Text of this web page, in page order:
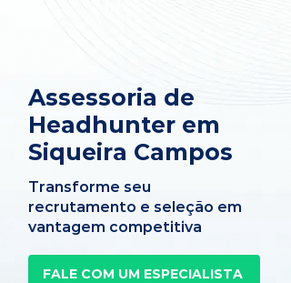
Assessoria de
Headhunter em
Siqueira Campos
Transforme seu
recrutamento e seleção em
vantagem competitiva
FALE COM UM ESPECIALISTA